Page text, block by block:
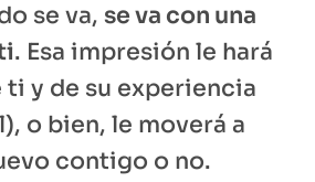
se va, se va con una
. Esa impresión le hará
ti y de su experiencia
o bien, le moverá a
contigo o no.